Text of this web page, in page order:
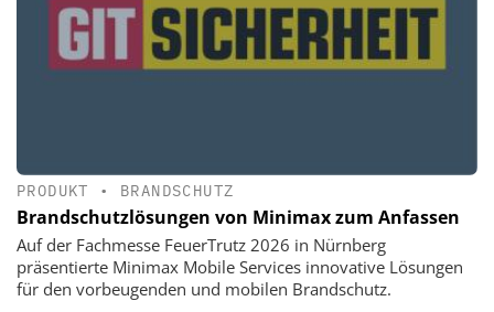
PRODUKT • BRANDSCHUTZ
Brandschutzlösungen von Minimax zum Anfassen
Auf der Fachmesse FeuerTrutz 2026 in Nürnberg
präsentierte Minimax Mobile Services innovative Lösungen
für den vorbeugenden und mobilen Brandschutz.